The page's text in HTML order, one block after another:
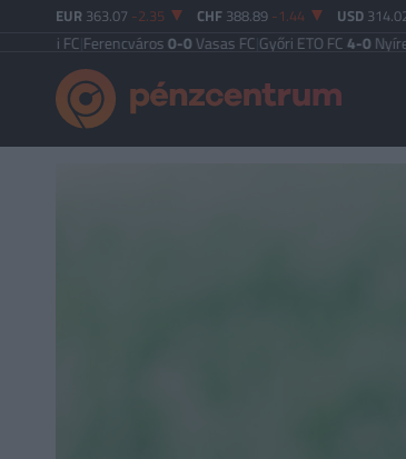
EUR 363.07 -2.35 CHF 388.89 -1.44 USD
Ferencváros0-0Vasas FC|Győri ETO FC4-0Nyíregyháza|